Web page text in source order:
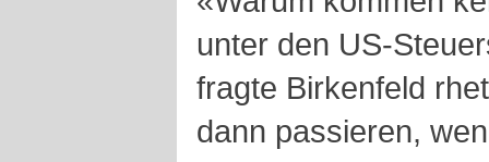
unter den US-
fragte Birkenfeld
dann passieren,